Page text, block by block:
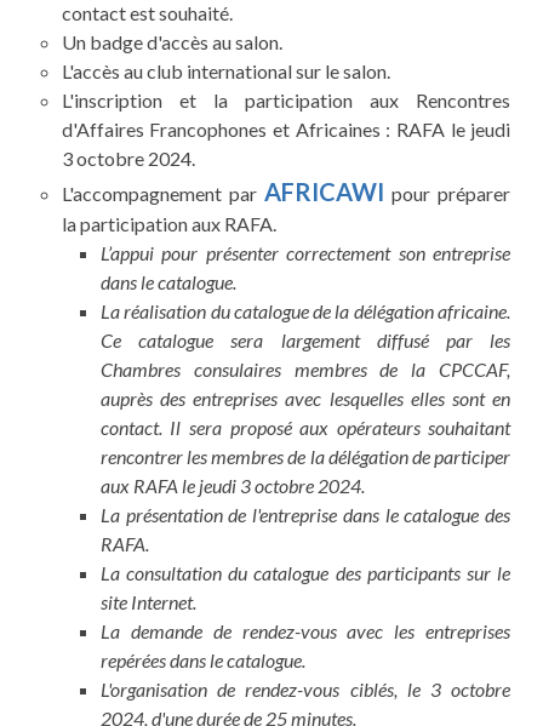
contact est souhaité.
Un badge d'accès au salon.
L'accès au club international sur le salon.
L'inscription et la participation aux Rencontres
d'Affaires Francophones et Africaines : RAFA le jeudi
3 octobre 2024.
L'accompagnement par AFRICAWIpour préparer
la participation aux RAFA.
L’appui pour présenter correctement son entreprise
dans le catalogue.
La réalisation du catalogue de la délégation africaine.
Ce catalogue sera largement diffusé par les
Chambres consulaires membres de la CPCCAF,
auprès des entreprises avec lesquelles elles sont en
contact. Il sera proposé aux opérateurs souhaitant
rencontrer les membres de la délégation de participer
aux RAFA le jeudi 3 octobre 2024.
La présentation de l'entreprise dans le catalogue des
RAFA.
La consultation du catalogue des participants sur le
site Internet.
La demande de rendez-vous avec les entreprises
repérées dans le catalogue.
L'organisation de rendez-vous ciblés, le 3 octobre
2024, d'une durée de 25 minutes.